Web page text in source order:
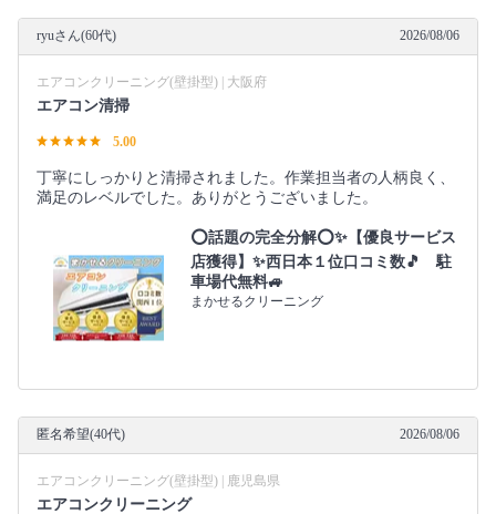
ryuさん(60代) 2026/08/06
エアコンクリーニング(壁掛型) | 大阪府
エアコン清掃
5.00
丁寧にしっかりと清掃されました。作業担当者の人柄良く、
満足のレベルでした。ありがとうございました。
⭕話題の完全分解⭕✨【優良サービス
店獲得】✨西日本１位口コミ数🎵 駐
車場代無料🚙
まかせるクリーニング
匿名希望(40代) 2026/08/06
エアコンクリーニング(壁掛型) | 鹿児島県
エアコンクリーニング